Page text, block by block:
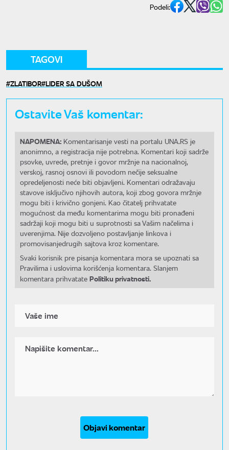
Podeli:
TAGOVI
ZLATIBOR LIDER SA DUŠOM
Ostavite Vaš komentar:
NAPOMENA: Komentarisanje vesti na portalu UNA.RS je
anonimno, a registracija nije potrebna. Komentari koji sadrže
psovke, uvrede, pretnje i govor mržnje na nacionalnoj,
verskoj, rasnoj osnovi ili povodom nečije seksualne
opredeljenosti neće biti objavljeni. Komentari odražavaju
stavove isključivo njihovih autora, koji zbog govora mržnje
mogu biti i krivično gonjeni. Kao čitatelj prihvatate
mogućnost da među komentarima mogu biti pronađeni
sadržaji koji mogu biti u suprotnosti sa Vašim načelima i
uverenjima. Nije dozvoljeno postavljanje linkova i
promovisanjedrugih sajtova kroz komentare.
Svaki korisnik pre pisanja komentara mora se upoznati sa
Pravilima i uslovima korišćenja komentara. Slanjem
komentara prihvatate Politiku privatnosti.
Objavi komentar